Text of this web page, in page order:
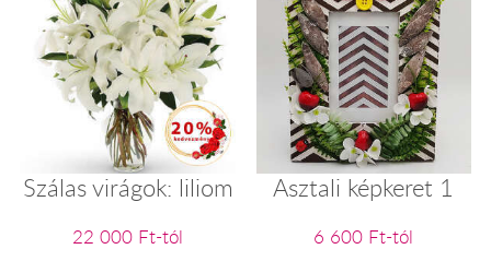
Szálas virágok: liliom
22 000 Ft-tól
Asztali képkeret 1
6 600 Ft-tól